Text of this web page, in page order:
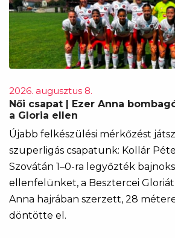
2026. augusztus 8.
Női csapat | Ezer Anna
a Gloria ellen
Újabb felkészülési mérkőzést
szuperligás csapatunk: Kollár
Szovátán 1–0-ra legyőzték
ellenfelünket, a Besztercei
Anna hajrában szerzett, 28
döntötte el.